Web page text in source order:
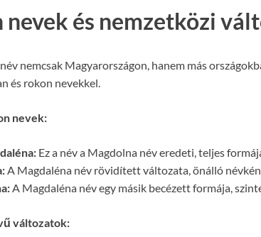
nevek és nemzetközi
nemcsak Magyarországon, hanem más
és rokon nevekkel.
nevek:
Ez a név a Magdolna név eredeti, teljes
A Magdaléna név rövidített változata, önálló
A Magdaléna név egy másik becézett formája,
változatok: